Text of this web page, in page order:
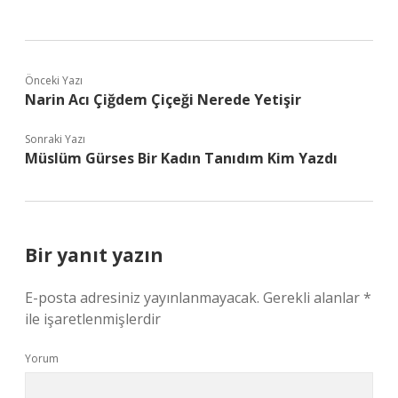
Önceki Yazı
Narin Acı Çiğdem Çiçeği Nerede Yetişir
Sonraki Yazı
Müslüm Gürses Bir Kadın Tanıdım Kim Yazdı
Bir yanıt yazın
E-posta adresiniz yayınlanmayacak. Gerekli alanlar*
ile işaretlenmişlerdir
Yorum